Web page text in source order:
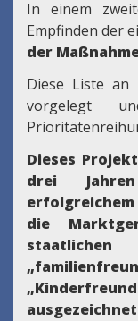
In einem
Empfinden der
der
Diese Liste an
vorgelegt
Dieses
drei
die